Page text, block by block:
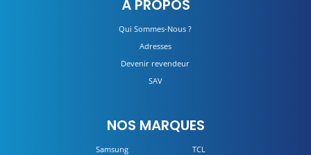
DÉTAILS
À PROPOS
Qui Sommes-Nous ?
Adresses
Devenir revendeur
SAV
NOS MARQUES
Samsung
TCL